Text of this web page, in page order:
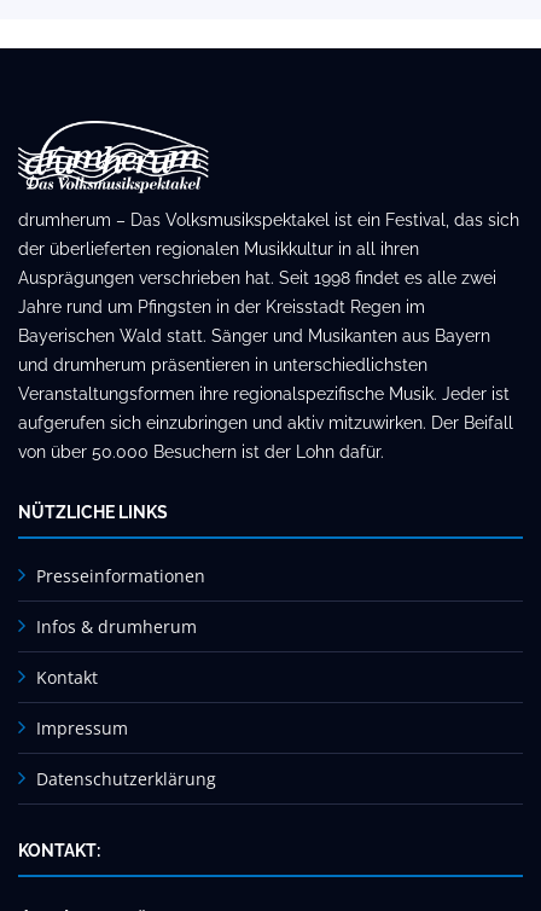
drumherum – Das Volksmusikspektakel ist ein Festival, das sich
der überlieferten regionalen Musikkultur in all ihren
Ausprägungen verschrieben hat. Seit 1998 findet es alle zwei
Jahre rund um Pfingsten in der Kreisstadt Regen im
Bayerischen Wald statt. Sänger und Musikanten aus Bayern
und drumherum präsentieren in unterschiedlichsten
Veranstaltungsformen ihre regionalspezifische Musik. Jeder ist
aufgerufen sich einzubringen und aktiv mitzuwirken. Der Beifall
von über 50.000 Besuchern ist der Lohn dafür.
NÜTZLICHE LINKS
Presseinformationen
Infos & drumherum
Kontakt
Impressum
Datenschutzerklärung
KONTAKT: